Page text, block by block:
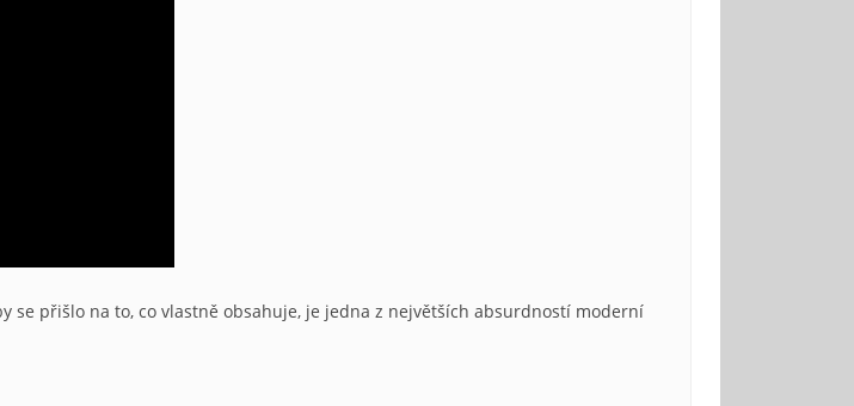
se přišlo na to, co vlastně obsahuje, je jedna z největších absurdností moderní